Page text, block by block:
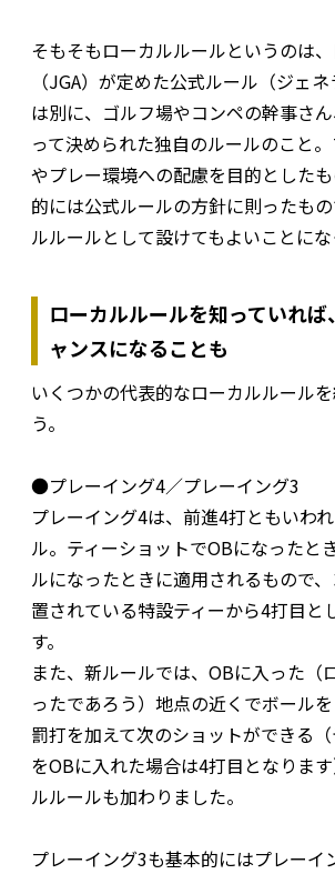
そもそもローカルルールというのは
（JGA）が定めた公式ルール（ジェ
は別に、ゴルフ場やコンペの幹事さ
って決められた独自のルールのこと
やプレー環境への配慮を目的とした
的には公式ルールの方針に則ったも
ルルールとして設けてもよいことにな
ローカルルールを知っていれ
ャンスになることも
いくつかの代表的なローカルルール
う。
●プレーイング4／プレーイング3
プレーイング4は、前進4打ともいわ
ル。ティーショットでOBになったと
ルになったときに適用されるもので
置されている特設ティーから4打目と
す。
また、新ルールでは、OBに入った（
ったであろう）地点の近くでボール
罰打を加えて次のショットができる
をOBに入れた場合は4打目となりま
ルルールも加わりました。
プレーイング3も基本的にはプレーイ